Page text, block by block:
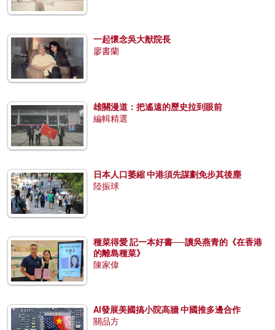
一起懷念吳大猷院長
廖書蘭
雄關漫道：把遙遠的歷史拉到眼前
編輯精選
日本人口萎縮 中港須先謀劃免步其後塵
陸振球
種菜得愛 記一本好書──讀吳燕青的《在香港
的離島種菜》
陳家偉
AI發展美國搞小院高牆 中國推多邊合作
關品方